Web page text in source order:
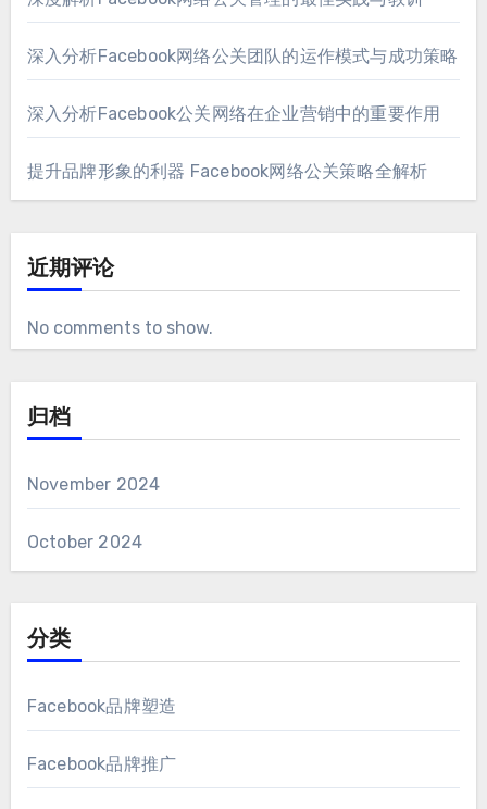
深入分析Facebook网络公关团队的运作模式与成功策略
深入分析Facebook公关网络在企业营销中的重要作用
提升品牌形象的利器 Facebook网络公关策略全解析
近期评论
No comments to show.
归档
November 2024
October 2024
分类
Facebook品牌塑造
Facebook品牌推广